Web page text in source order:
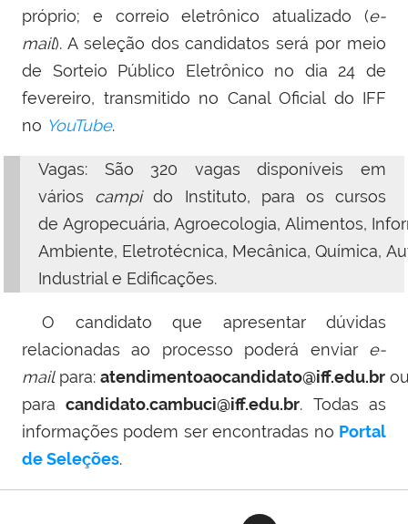
próprio; e correio eletrônico atualizado (e-
mail). A seleção dos candidatos será por meio
de Sorteio Público Eletrônico no dia 24 de
fevereiro, transmitido no Canal Oficial do IFF
no YouTube.
Vagas: São 320 vagas disponíveis em
vários campido Instituto, para os cursos
de Agropecuária, Agroecologia, Alimentos,
Ambiente, Eletrotécnica, Mecânica, Química,
Industrial e Edificações.
O candidato que apresentar dúvidas
relacionadas ao processo poderá enviar e-
mailpara: atendimentoaocandidato@iff.edu.br
paracandidato.cambuci@iff.edu.br. Todas as
informações podem ser encontradas no Portal
de Seleções.